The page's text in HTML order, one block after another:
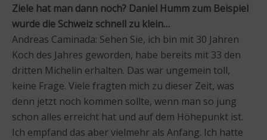
Ziele hat man dann noch? Daniel Humm zum Beispiel
wurde die Schweiz schnell zu klein…
Andreas Caminada: Sehen Sie, ich bin mit 30 Jahren
Koch des Jahres geworden, habe bereits mit 33 den
dritten Michelin erhalten. Das war ungemein toll,
keine Frage. Viele fragten mich zu dieser Zeit, was
denn jetzt noch kommen sollte, wenn man so jung
schon alles erreicht hat und auf dem Höhepunkt ist.
Ich empfand das aber vielmehr als Anfang. Ich hatte